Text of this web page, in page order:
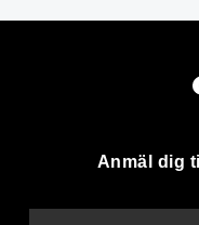
Anmäl dig